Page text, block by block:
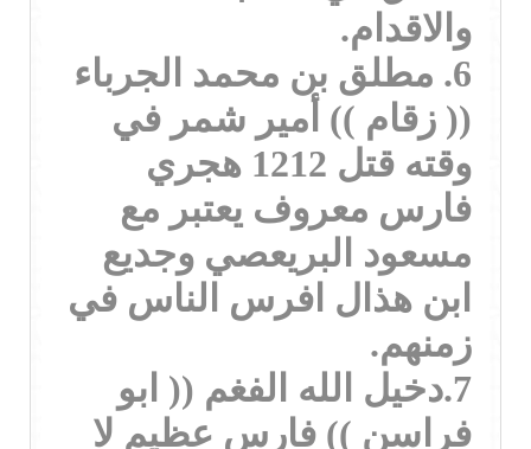
والاقدام.
6. مطلق بن محمد الجرباء
(( زقام )) أمير شمر في
وقته قتل 1212 هجري
فارس معروف يعتبر مع
مسعود البريعصي وجديع
ابن هذال افرس الناس في
زمنهم.
7.دخيل الله الفغم (( ابو
فراسن )) فارس عظيم لا